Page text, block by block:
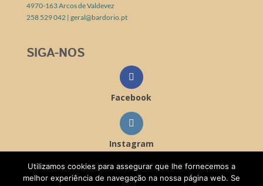
4970-163 Arcos de Valdevez
258 529 042 | geral@bardorio.pt
SIGA-NOS
Facebook
Instagram
Utilizamos cookies para assegurar que lhe fornecemos a
melhor experiência de navegação na nossa página web. Se